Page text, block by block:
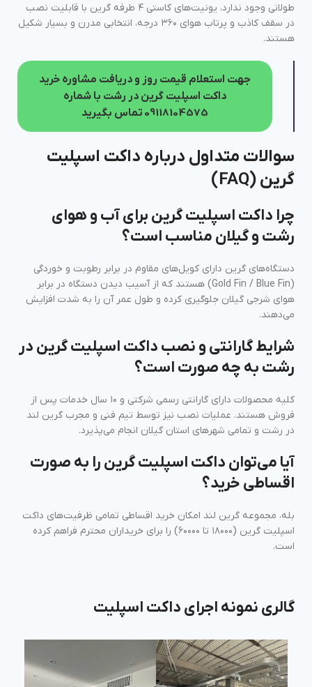
طولانی وجود ندارد، یونیت‌های کاستی ۴ طرفه گرین با قابلیت نصب
در سقف کاذب و پرتاب هوای ۳۶۰ درجه، انتخابی مدرن و بسیار شکیل
هستند.
جهت استعلام قیمت روز و دریافت مشاوره خرید
داکت اسپلیت گرین در رشت با شماره
09118104575 تماس بگیرید
سوالات متداول درباره داکت اسپلیت
گرین (FAQ)
چرا داکت اسپلیت گرین برای آب و هوای
رشت و گیلان مناسب است؟
دستگاه‌های گرین دارای کویل‌های مقاوم در برابر رطوبت و خوردگی
(Gold Fin / Blue Fin) هستند که از آسیب دیدن دستگاه در برابر
هوای شرجی گیلان جلوگیری کرده و طول عمر آن را به شدت افزایش
می‌دهند.
شرایط گارانتی و نصب داکت اسپلیت گرین در
رشت به چه صورت است؟
کلیه محصولات دارای گارانتی رسمی شرکتی و ۱۰ سال خدمات پس از
فروش هستند. عملیات نصب نیز توسط تیم فنی و مجرب گرین لند
در رشت و تمامی شهرهای استان گیلان انجام می‌پذیرد.
آیا می‌توان داکت اسپلیت گرین را به صورت
اقساطی خرید؟
بله، مجموعه گرین لند امکان خرید اقساطی تمامی ظرفیت‌های داکت
اسپلیت گرین (۱۸۰۰۰ تا ۶۰۰۰۰) را برای خریداران محترم فراهم کرده
است.
گالری نمونه اجرای داکت اسپلیت